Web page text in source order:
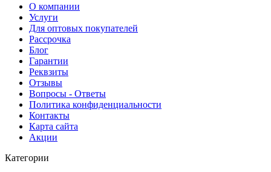
О компании
Услуги
Для оптовых покупателей
Рассрочка
Блог
Гарантии
Реквзиты
Отзывы
Вопросы - Ответы
Политика конфиденциальности
Контакты
Карта сайта
Акции
Категории